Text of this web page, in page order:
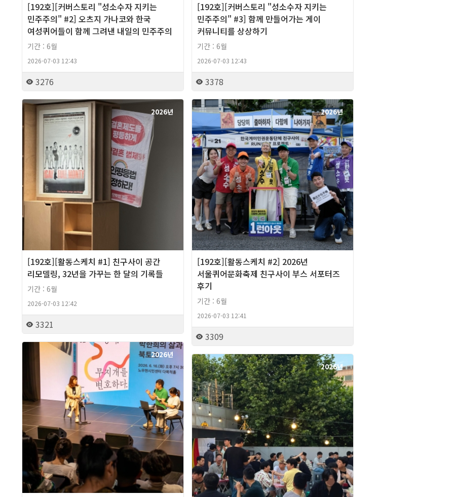
[192호][커버스토리 "성소수자 지키는
민주주의" #2] 오츠지 가나코와 한국
여성퀴어들이 함께 그려낸 내일의 민주주의
기간 : 6월
2026-07-03 12:43
3276
[192호][커버스토리 "성소수자 지키는
민주주의" #3] 함께 만들어가는 게이
커뮤니티를 상상하기
기간 : 6월
2026-07-03 12:43
3378
2026년
[192호][활동스케치 #1] 친구사이 공간
리모델링, 32년을 가꾸는 한 달의 기록들
기간 : 6월
2026-07-03 12:42
3321
2026년
[192호][활동스케치 #2] 2026년
서울퀴어문화축제 친구사이 부스 서포터즈
후기
기간 : 6월
2026-07-03 12:41
3309
2026년
2026년